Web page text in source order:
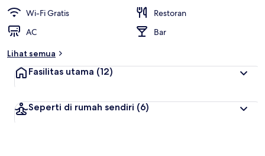
Wi-Fi Gratis
Restoran
AC
Bar
Lihat semua
Fasilitas utama (12)
Seperti di rumah sendiri (6)